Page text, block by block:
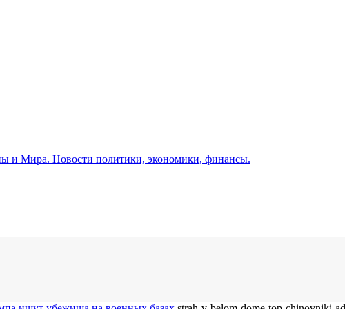
и Мира. Новости политики, экономики, финансы.